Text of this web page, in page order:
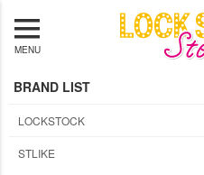
MENU
BRAND LIST
LOCKSTOCK
STLIKE